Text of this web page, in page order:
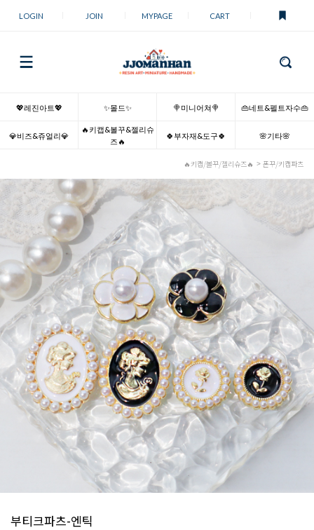
LOGIN JOIN MYPAGE CART
💖레진아트💖 ✨몰드✨ 🍭미니어쳐🍭 👜네트&펠트자수👜
💎비즈&쥬얼리💎
🔥키캡&볼꾸&젤리슈
즈🔥
🍀부자재&도구🍀 🌸기타🌸
🔥키캡/볼꾸/젤리슈즈🔥 폰꾸/키캡파츠
부티크파츠-엔틱